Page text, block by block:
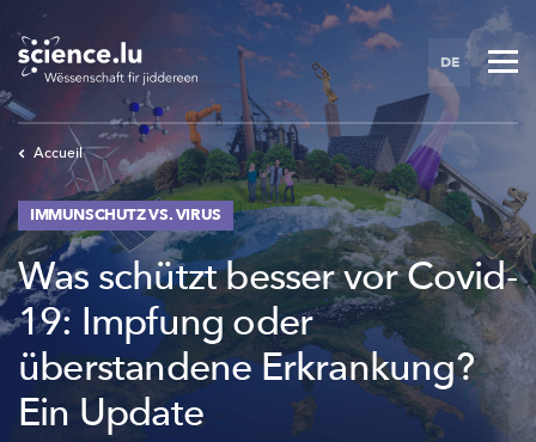
to
main
content
DE
Accueil
IMMUNSCHUTZ VS. VIRUS
Was schützt besser vor Covid-
19: Impfung oder
überstandene Erkrankung?
Ein Update